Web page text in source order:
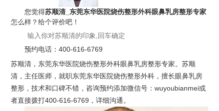
您觉得苏顺清_东莞东华医院烧伤整形外科眼鼻乳房整形专家
怎么样？给个评价吧！
预约电话：400-616-6769
苏顺清，东莞东华医院烧伤整形外科眼鼻乳房整形专家。苏顺
清，主任医师，就职东莞东华医院烧伤整形外科，擅长眼鼻乳房
整形，技术和口碑不错，咨询预约添加微信号：wuyoubianmei或
者直接拨打400-616-6769，详细沟通。